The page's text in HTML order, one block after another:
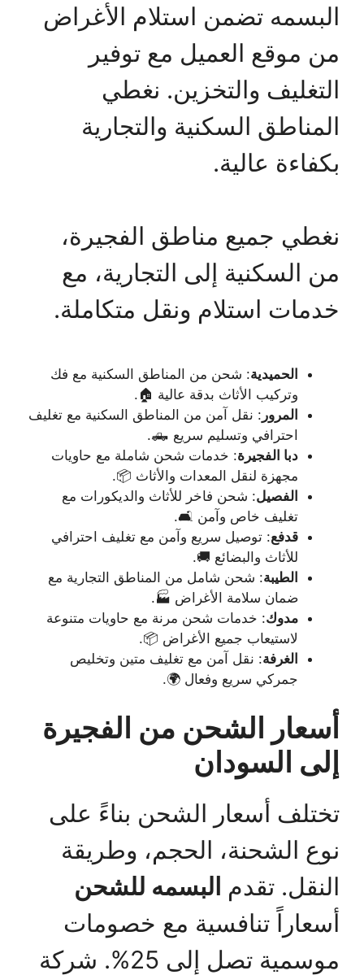
البسمه تضمن استلام الأغراض
من موقع العميل مع توفير
التغليف والتخزين. نغطي
المناطق السكنية والتجارية
بكفاءة عالية.
نغطي جميع مناطق الفجيرة،
من السكنية إلى التجارية، مع
خدمات استلام ونقل متكاملة.
الحميدية: شحن من المناطق السكنية مع فك
وتركيب الأثاث بدقة عالية 🏠.
المرور : نقل آمن من المناطق السكنية مع تغليف
احترافي وتسليم سريع 🛻.
دبا الفجيرة: خدمات شحن شاملة مع حاويات
مجهزة لنقل المعدات والأثاث 📦.
الفصيل: شحن فاخر للأثاث والديكورات مع
تغليف خاص وآمن 🛋️.
قدفع: توصيل سريع وآمن مع تغليف احترافي
للأثاث والبضائع 🚚.
الطيبة: شحن شامل من المناطق التجارية مع
ضمان سلامة الأغراض 🏭.
مدوك: خدمات شحن مرنة مع حاويات متنوعة
لاستيعاب جميع الأغراض 📦.
الغرفة: نقل آمن مع تغليف متين وتخليص
جمركي سريع وفعال 🌍.
أسعار الشحن من الفجيرة
إلى السودان
تختلف أسعار الشحن بناءً على
نوع الشحنة، الحجم، وطريقة
النقل. تقدم البسمه للشحن
أسعاراً تنافسية مع خصومات
موسمية تصل إلى 25%. شركة